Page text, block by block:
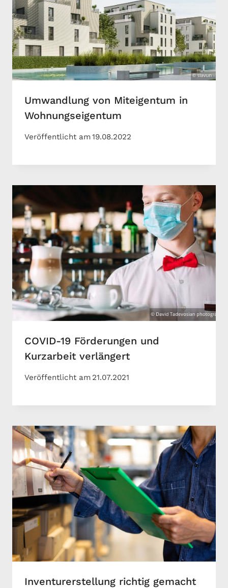
Umwandlung von Miteigentum in
Wohnungseigentum
Veröffentlicht am19.08.2022
COVID-19 Förderungen und
Kurzarbeit verlängert
Veröffentlicht am 21.07.2021
Inventurerstellung richtig gemacht